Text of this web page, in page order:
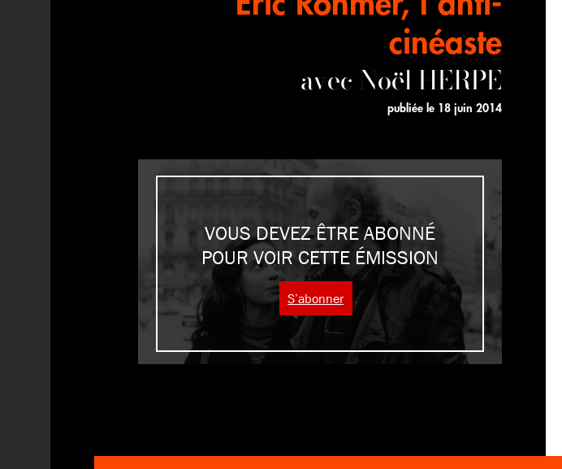
cinéaste
avec Noël HERPE
publiée le 18 juin 2014
VOUS DEVEZ ÊTRE ABONNÉ
POUR VOIR CETTE ÉMISSION
S’abonner